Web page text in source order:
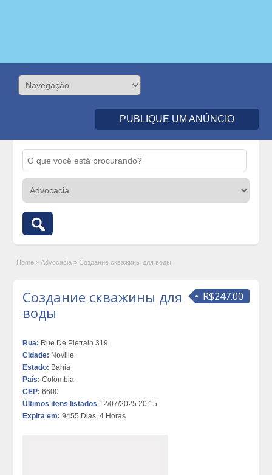
PUBLIQUE UM ANÚNCIO
Home » Advocacia » Создание скважины для воды
R$247.00
Создание скважины для
воды
Rua: Rue De Pietrain 319
Cidade: Noville
Estado: Bahia
País: Colômbia
CEP: 6600
Últimos itens listados 12/07/2025 20:15
Expira em: 9455 Dias, 4 Horas